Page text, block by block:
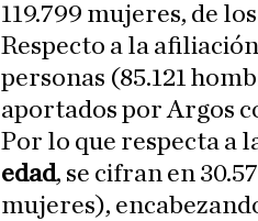
119.799 mujeres, de
Respecto a la
personas (85.121
aportados por Argos
Por lo que respecta a
edad, se cifran en
mujeres),